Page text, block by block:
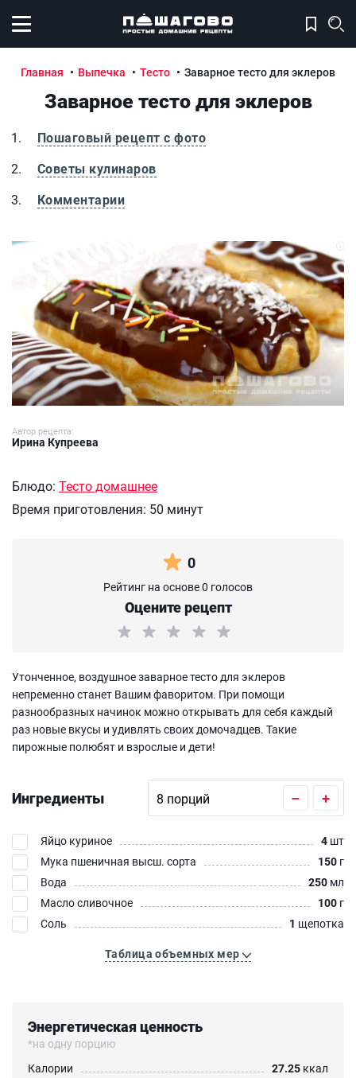
Открыть меню
Главная Выпечка Тесто Заварное тесто для эклеров
Заварное тесто для эклеров
Пошаговый рецепт с фото
Советы кулинаров
Комментарии
Заварное тесто для эклеров
Автор рецепта:
Ирина Купреева
Блюдо: Тесто домашнее
Время приготовления: 50 минут
0
Рейтинг на основе 0 голосов
Оцените рецепт
Утонченное, воздушное заварное тесто для эклеров
непременно станет Вашим фаворитом. При помощи
разнообразных начинок можно открывать для себя каждый
раз новые вкусы и удивлять своих домочадцев. Такие
пирожные полюбят и взрослые и дети!
Ингредиенты – +
Яйцо куриное 4 шт
Мука пшеничная высш. сорта
150 г
Вода
250 мл
Масло сливочное
100 г
Соль
1 щепотка
Таблица объемных мер
Энергетическая ценность
*на одну порцию
Калории
27.25 ккал